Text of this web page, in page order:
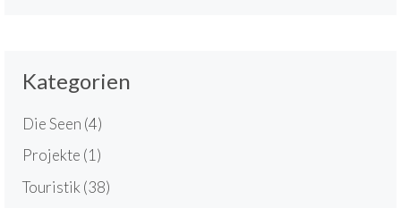
Kategorien
Die Seen (4)
Projekte (1)
Touristik (38)